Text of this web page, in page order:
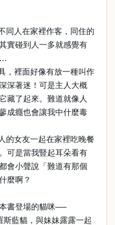
同人在家裡作客，同住的
實碰到人一多就感覺有
，裡面好像有放一種叫作
深著迷！可是主人大概
藏了起來。難道就像人
成癮也會讓我中什麼毒
的女友一起在家裡吃晚餐
可是當我豎起耳朵看有
會小聲說「難道有那個
麼啊？
書登場的貓咪──
斯藍貓，與妹妹露露一起